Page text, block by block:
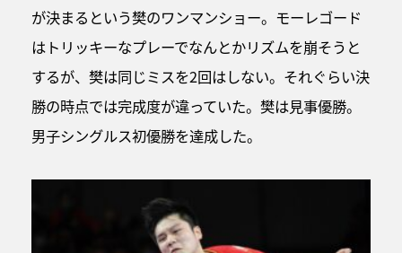
が決まるという樊のワンマンショー。モーレゴード
はトリッキーなプレーでなんとかリズムを崩そうと
するが、樊は同じミスを2回はしない。それぐらい決
勝の時点では完成度が違っていた。樊は見事優勝。
男子シングルス初優勝を達成した。